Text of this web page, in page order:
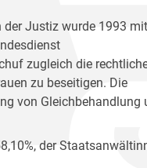
Justiz wurde 1993
zugleich die
zu beseitigen. Die
von Gleichbehandlung
der